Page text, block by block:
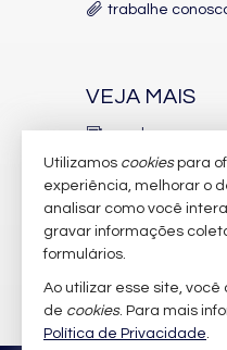
trabalhe
VEJA MAIS
receba nosso
indicadores
cadastre seu
imóveis favoritos
mapa de
Utilizamos cookiespara
experiência, melhorar o
analisar como você
gravar informações
formulários.
Ao utilizar esse site, você
de cookies. Para mais
Política de Privacidade.